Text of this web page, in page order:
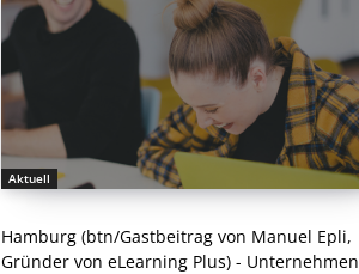
Aktuell
Hamburg (btn/Gastbeitrag von Manuel Epli,
Gründer von eLearning Plus) - Unternehmen